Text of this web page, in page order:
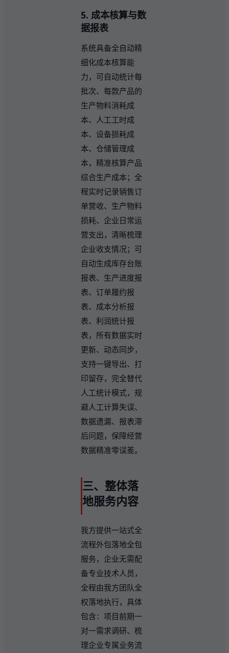
5. 成本核算与数
据报表
系统具备全自动精
细化成本核算能
力，可自动统计每
批次、每款产品的
生产物料消耗成
本、人工工时成
本、设备损耗成
本、仓储管理成
本，精准核算产品
综合生产成本；全
程实时记录销售订
单营收、生产物料
损耗、企业日常运
营支出，清晰梳理
企业收支情况；可
自动生成库存台账
报表、生产进度报
表、订单履约报
表、成本分析报
表、利润统计报
表，所有数据实时
更新、动态同步，
支持一键导出、打
印留存，完全替代
人工统计模式，规
避人工计算失误、
数据遗漏、报表滞
后问题，保障经营
数据精准零误差。
三、整体落
地服务内容
我方提供一站式全
流程外包落地全包
服务，企业无需配
备专业技术人员，
全程由我方团队全
权落地执行，具体
包含：项目前期一
对一需求调研、梳
理企业专属业务流